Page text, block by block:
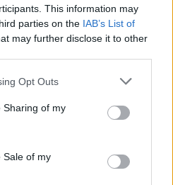
This information may
parties on the IAB’s List of
may further disclose it to other
Opt Outs
Sharing of my
Sale of my
που προβλέπουν τη
και δραστηριοτήτων στο
– Ιστοσυμβατότητας